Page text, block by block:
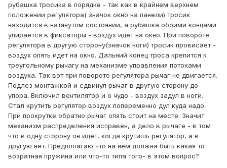
рубашка тросика в порядке - так как в крайнем верхнем
положении регулятора( значок окно на панели) тросик
находится в натянутом состоянии, а рубашка обоими концами
упирается в фиксаторы - воздух идет на окно. При повороте
регулятора в другую сторону(значок ноги) тросик провисает -
воздух опять идет на окно. Дальний конец троса крепится к
треугольному рычагу на механизме управления потоками
воздуха. Так вот при повороте регулятора рычаг не двигается.
Подлез монтажкой и сдвинул рычаг в другую сторону до
упора. Включил вентилятор и о чудо - воздух задул в ноги.
Стал крутить регулятор воздух попеременно дул куда надо.
При прокрутке обратно рычаг опять стоит на месте. Значит
механизм распределения исправен, а дело в рычаге - в том
что в одну сторону он идет, когда крутишь регулятор, а в
другую нет. Предполагаю что на нем должна быть какая то
возратная пружина или что-то типа того- в этом вопрос?